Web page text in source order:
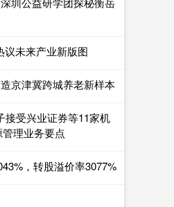
议未来产业新版图
京津冀跨城养老新样本
接受兴业证券等11家机
理业务要点
，转股溢价率3077%